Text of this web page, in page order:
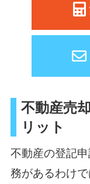
不動産売
リット
不動産の登記
務があるわけで